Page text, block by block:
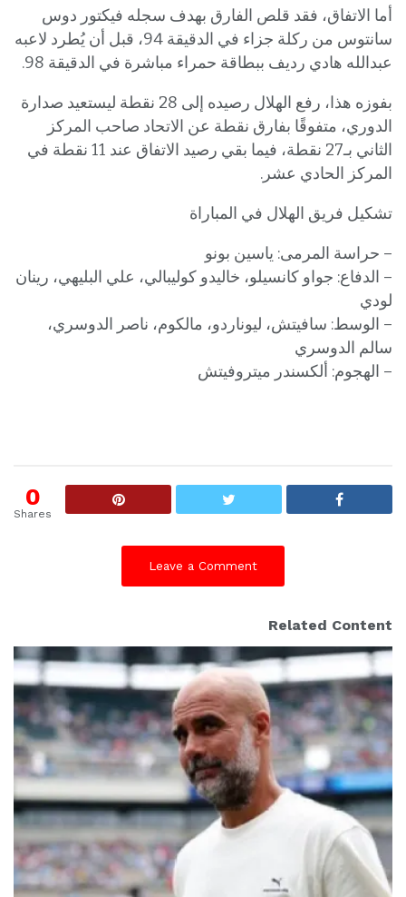
أما الاتفاق، فقد قلص الفارق بهدف سجله فيكتور دوس
سانتوس من ركلة جزاء في الدقيقة 94، قبل أن يُطرد لاعبه
عبدالله هادي رديف ببطاقة حمراء مباشرة في الدقيقة 98.
بفوزه هذا، رفع الهلال رصيده إلى 28 نقطة ليستعيد صدارة
الدوري، متفوقًا بفارق نقطة عن الاتحاد صاحب المركز
الثاني بـ27 نقطة، فيما بقي رصيد الاتفاق عند 11 نقطة في
المركز الحادي عشر.
تشكيل فريق الهلال في المباراة
– حراسة المرمى: ياسين بونو
– الدفاع: جواو كانسيلو، خاليدو كوليبالي، علي البليهي، رينان
لودي
– الوسط: سافيتش، ليوناردو، مالكوم، ناصر الدوسري،
سالم الدوسري
– الهجوم: ألكسندر ميتروفيتش
0
Shares
Leave a Comment
Related Content